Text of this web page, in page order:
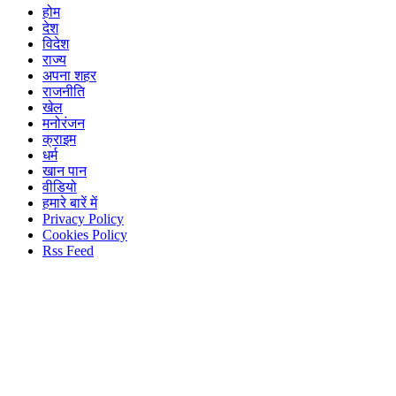
होम
देश
विदेश
राज्य
अपना शहर
राजनीति
खेल
मनोरंजन
क्राइम
धर्म
खान पान
वीडियो
हमारे बारें में
Privacy Policy
Cookies Policy
Rss Feed